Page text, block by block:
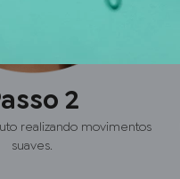
2
realizando movimentos
suaves.